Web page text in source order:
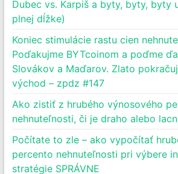
Dubec vs. Karpiš a byty, byty, byty
plnej dĺžke)
Koniec stimulácie rastu cien
Poďakujme BYTcoinom a poďme
Slovákov a Maďarov. Zlato
východ – zpdz #147
Ako zistiť z hrubého výnosového
nehnuteľnosti, či je draho alebo
Počítate to zle – ako vypočítať
percento nehnuteľnosti pri výbere
stratégie SPRÁVNE